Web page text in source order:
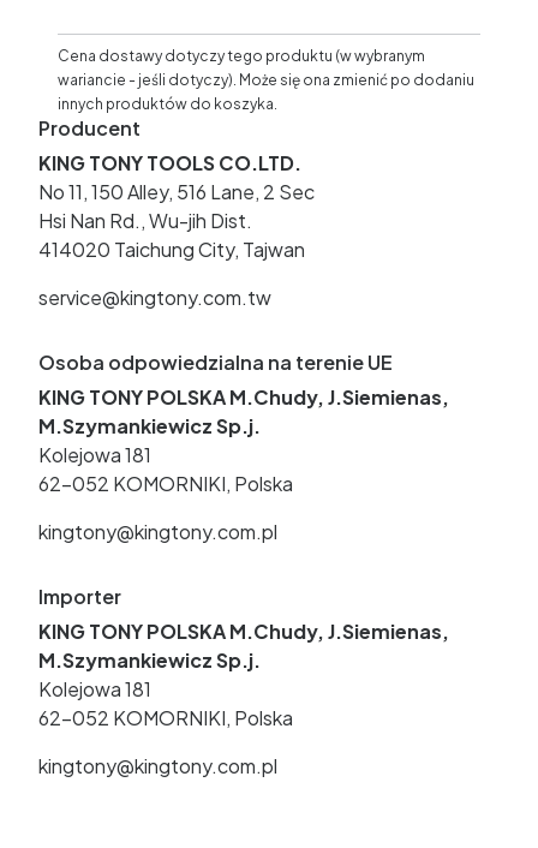
Cena dostawy dotyczy tego produktu (w wybranym
wariancie - jeśli dotyczy). Może się ona zmienić po dodaniu
innych produktów do koszyka.
Producent
KING TONY TOOLS CO.LTD.
No 11, 150 Alley, 516 Lane, 2 Sec
Hsi Nan Rd., Wu-jih Dist.
414020 Taichung City, Tajwan
service@kingtony.com.tw
Osoba odpowiedzialna na terenie UE
KING TONY POLSKA M.Chudy, J.Siemienas,
M.Szymankiewicz Sp.j.
Kolejowa 181
62-052 KOMORNIKI, Polska
kingtony@kingtony.com.pl
Importer
KING TONY POLSKA M.Chudy, J.Siemienas,
M.Szymankiewicz Sp.j.
Kolejowa 181
62-052 KOMORNIKI, Polska
kingtony@kingtony.com.pl